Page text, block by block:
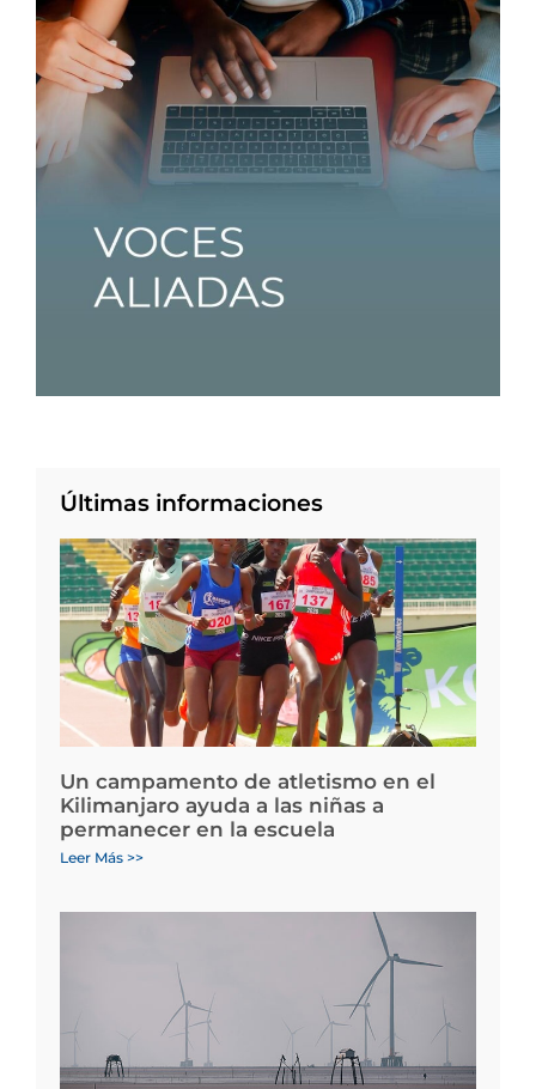
Últimas informaciones
Un campamento de atletismo en el
Kilimanjaro ayuda a las niñas a
permanecer en la escuela
Leer Más >>